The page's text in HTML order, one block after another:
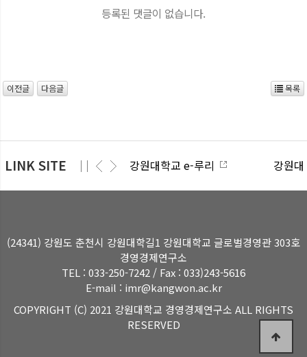
등록된 댓글이 없습니다.
이전글 다음글 목록
LINK SITE 강원대학교 e-루리 강원
(24341) 강원도 춘천시 강원대학길1 강원대학교 글로벌경영관 303호
경영경제연구소
TEL : 033-250-7242 / Fax : 033)243-5616
E-mail : imr@kangwon.ac.kr
COPYRIGHT (C) 2021 강원대학교 경영경제연구소 ALL RIGHTS
RESERVED